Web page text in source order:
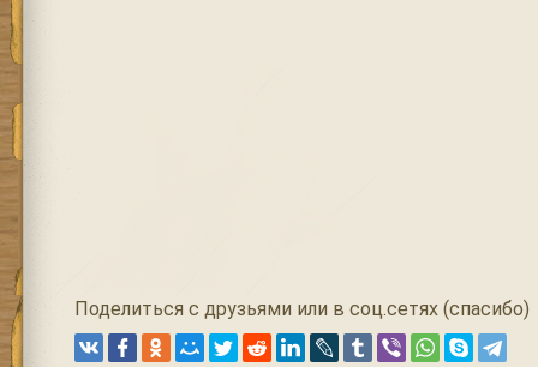
Поделиться с друзьями или в соц.сетях (спасибо)